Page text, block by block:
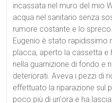
incassata nel muro del mio
acqua nel sanitario senza
rumore costante e lo
Eugenio è stato rapidissimo
placca, aperto la cassetta e
nella guarnizione di fondo e
deteriorati. Aveva i pezzi di
effettuato la riparazione sul
poco più di un'ora e ha